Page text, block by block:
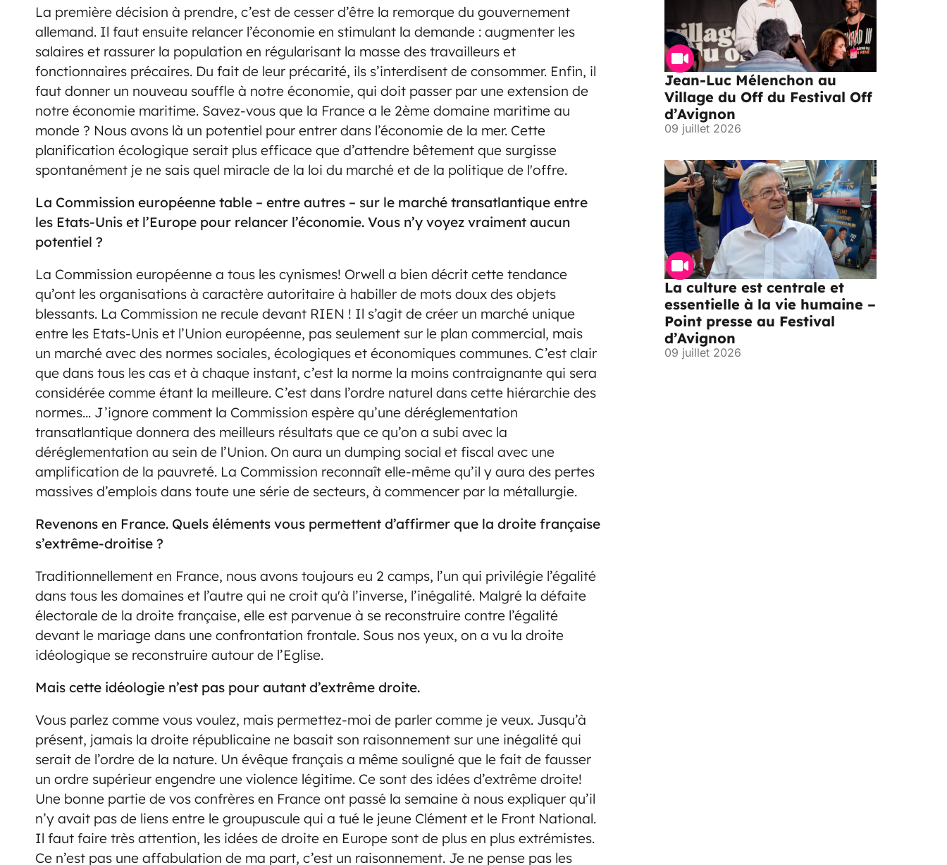
La première décision à prendre, c’est de cesser d’être la remorque du gouvernement
allemand. Il faut ensuite relancer l’économie en stimulant la demande : augmenter les
salaires et rassurer la population en régularisant la masse des travailleurs et
fonctionnaires précaires. Du fait de leur précarité, ils s’interdisent de consommer. Enfin, il
faut donner un nouveau souffle à notre économie, qui doit passer par une extension de
notre économie maritime. Savez-vous que la France a le 2ème domaine maritime au
monde ? Nous avons là un potentiel pour entrer dans l’économie de la mer. Cette
planification écologique serait plus efficace que d’attendre bêtement que surgisse
spontanément je ne sais quel miracle de la loi du marché et de la politique de l'offre.
La Commission européenne table – entre autres – sur le marché transatlantique entre
les Etats-Unis et l’Europe pour relancer l’économie. Vous n’y voyez vraiment aucun
potentiel ?
La Commission européenne a tous les cynismes! Orwell a bien décrit cette tendance
qu’ont les organisations à caractère autoritaire à habiller de mots doux des objets
blessants. La Commission ne recule devant RIEN ! Il s’agit de créer un marché unique
entre les Etats-Unis et l’Union européenne, pas seulement sur le plan commercial, mais
un marché avec des normes sociales, écologiques et économiques communes. C’est clair
que dans tous les cas et à chaque instant, c’est la norme la moins contraignante qui sera
considérée comme étant la meilleure. C’est dans l’ordre naturel dans cette hiérarchie des
normes… J’ignore comment la Commission espère qu’une déréglementation
transatlantique donnera des meilleurs résultats que ce qu’on a subi avec la
déréglementation au sein de l’Union. On aura un dumping social et fiscal avec une
amplification de la pauvreté. La Commission reconnaît elle-même qu’il y aura des pertes
massives d’emplois dans toute une série de secteurs, à commencer par la métallurgie.
Revenons en France. Quels éléments vous permettent d’affirmer que la droite française
s’extrême-droitise ?
Traditionnellement en France, nous avons toujours eu 2 camps, l’un qui privilégie l’égalité
dans tous les domaines et l’autre qui ne croit qu'à l’inverse, l’inégalité. Malgré la défaite
électorale de la droite française, elle est parvenue à se reconstruire contre l’égalité
devant le mariage dans une confrontation frontale. Sous nos yeux, on a vu la droite
idéologique se reconstruire autour de l’Eglise.
Mais cette idéologie n’est pas pour autant d’extrême droite.
Vous parlez comme vous voulez, mais permettez-moi de parler comme je veux. Jusqu’à
présent, jamais la droite républicaine ne basait son raisonnement sur une inégalité qui
serait de l’ordre de la nature. Un évêque français a même souligné que le fait de fausser
un ordre supérieur engendre une violence légitime. Ce sont des idées d’extrême droite!
Une bonne partie de vos confrères en France ont passé la semaine à nous expliquer qu’il
n’y avait pas de liens entre le groupuscule qui a tué le jeune Clément et le Front National.
Il faut faire très attention, les idées de droite en Europe sont de plus en plus extrémistes.
Ce n’est pas une affabulation de ma part, c’est un raisonnement. Je ne pense pas les
Jean-Luc Mélenchon au
Village du Off du Festival Off
d’Avignon
09 juillet 2026
La culture est centrale et
essentielle à la vie humaine –
Point presse au Festival
d’Avignon
09 juillet 2026